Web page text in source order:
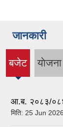
जानकारी
बजेट
(active
tab)
याेजना
आ.ब. २०८३/
मिति: 25 Jun